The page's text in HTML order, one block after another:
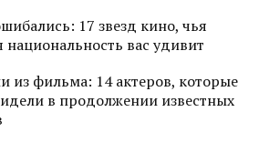
17 звезд кино, чья
национальность вас удивит
из фильма: 14 актеров, которые
в продолжении известных